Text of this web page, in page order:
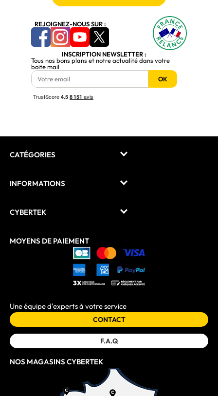
REJOIGNEZ-NOUS SUR :
INSCRIPTION NEWSLETTER :
Tous nos bons plans et notre actualité dans votre
boite mail
OK
CATÉGORIES
INFORMATIONS
CYBERTEK
MOYENS DE PAIEMENT
Une équipe d'experts à votre service
CONTACT
F.A.Q
NOS MAGASINS CYBERTEK